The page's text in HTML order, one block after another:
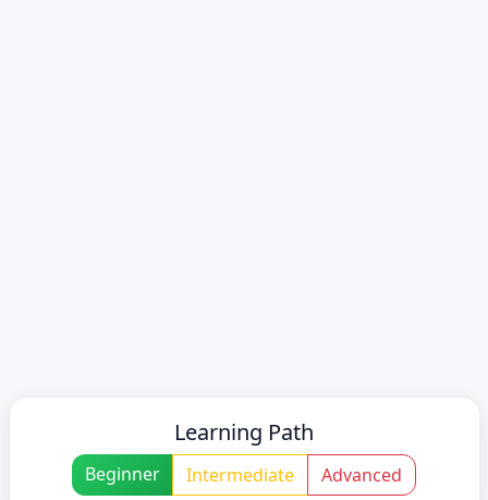
Learning Path
Beginner Intermediate Advanced